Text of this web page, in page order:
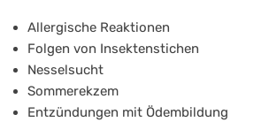
Allergische Reaktionen
Folgen von Insektenstichen
Nesselsucht
Sommerekzem
Entzündungen mit Ödembildung